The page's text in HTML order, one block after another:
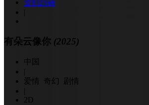
资料纠错
|
有朵云像你 (2025)
中国
|
爱情 奇幻 剧情
|
2D